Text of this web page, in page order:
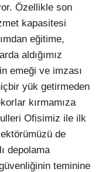
Özellikle son
kapasitesi
eğitime,
aldığımız
emeği ve imzası
yük getirmeden
kırmamıza
Ofisimiz ile ilk
de
depolama
teminine